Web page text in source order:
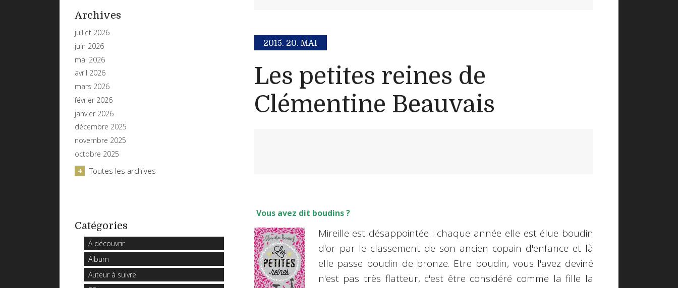
Archives
juillet 2026
juin 2026
mai 2026
avril 2026
mars 2026
février 2026
janvier 2026
décembre 2025
novembre 2025
octobre 2025
Toutes les archives
Catégories
A découvrir
Album
Auteur à suivre
2015. 20. MAI
Les petites reines de
Clémentine Beauvais
Vous avez dit boudins ?
Mireille est désappointée : chaque année elle est élue boudin
d'or par le classement de son ancien copain d'enfance et là
elle passe boudin de bronze. Etre boudin, vous l'avez deviné
n'est pas très flatteur, c'est être considéré comme la fille la